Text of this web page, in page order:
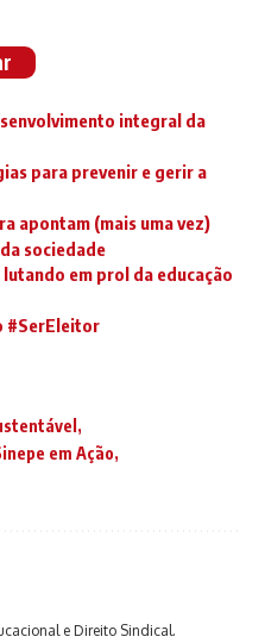
integral da
para prevenir e gerir a
apontam (mais uma vez)
sociedade
em prol da educação
#SerEleitor
em Ação
e Direito Sindical.